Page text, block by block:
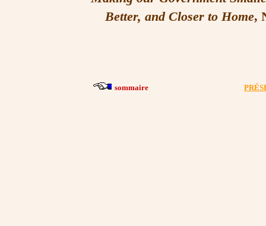
Better, and Closer to Home,
sommaire